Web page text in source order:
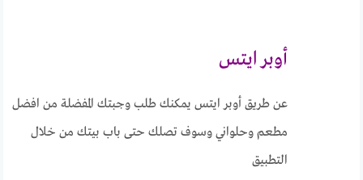
أوبر ايتس
عن طريق أوبر ايتس يمكنك طلب وجبتك المفضلة من افضل
مطعم وحلواني وسوف تصلك حتى باب بيتك من خلال
التطبيق